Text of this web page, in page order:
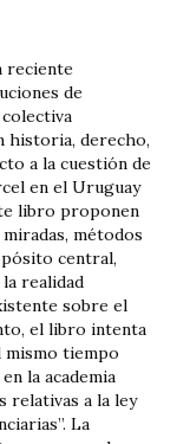
reciente
de
historia, derecho,
a la cuestión de
en el Uruguay
libro proponen
métodos
central,
realidad
sobre el
el libro intenta
mismo tiempo
la academia
relativas a la ley
La